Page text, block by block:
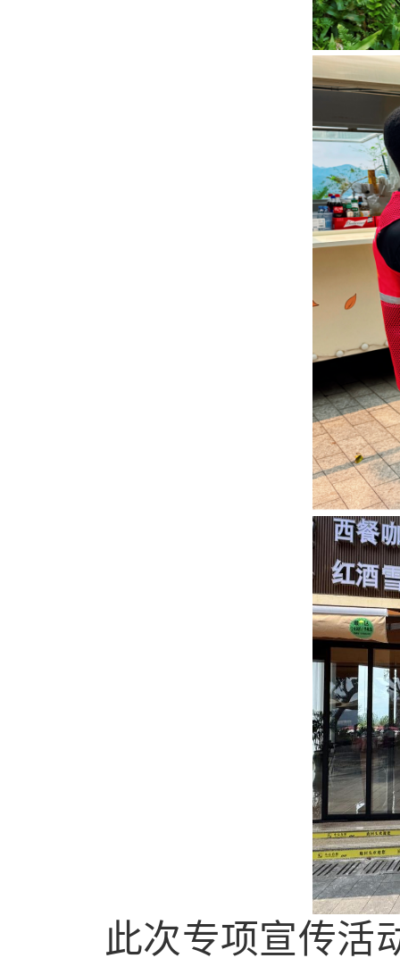
此次专项宣传活